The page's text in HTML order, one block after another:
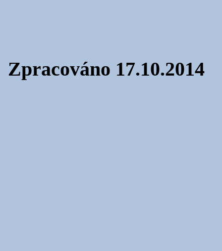
Zpracováno 17.10.2014